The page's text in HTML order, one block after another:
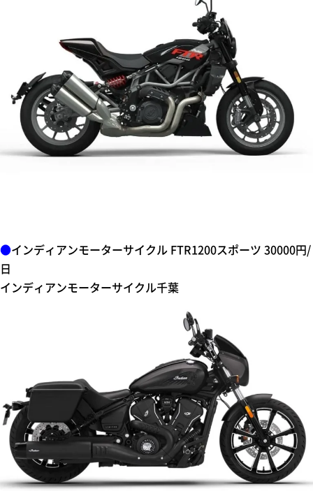
バイクを借りたい方
安全安心の個人間のシェア保険
●インディアンモーターサイクル FTR1200スポーツ 30000円/
日
インディアンモーターサイクル千葉